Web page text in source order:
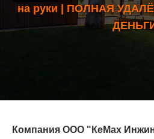
на руки | ПОЛНАЯ
Компания ООО "КеМах